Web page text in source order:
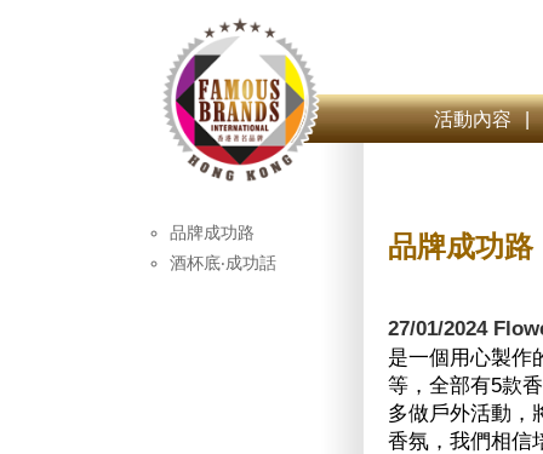
活動內容 |
品牌成功路
酒杯底‧成功話
品牌成功路
27/01/2024
是一個用心製作
等，全部有5款
多做戶外活動，
香氛，我們相信